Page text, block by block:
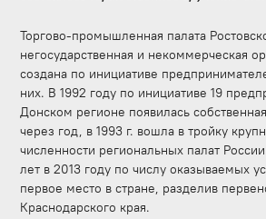
Торгово-промышленная палата
негосударственная и некоммерческая
создана по инициативе
них. В 1992 году по инициативе 19
Донском регионе появилась
через год, в 1993 г. вошла в тройку
численности региональных палат
лет в 2013 году по числу оказываемых
первое место в стране, разделив
Краснодарского края.